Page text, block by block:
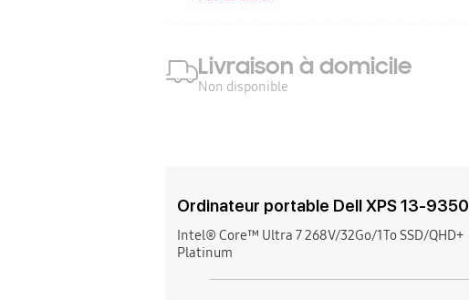
Livraison à domicile
Non disponible
Ordinateur portable Dell XPS 13-9350
Intel® Core™ Ultra 7 268V/32Go/1To SSD/QHD+
Platinum